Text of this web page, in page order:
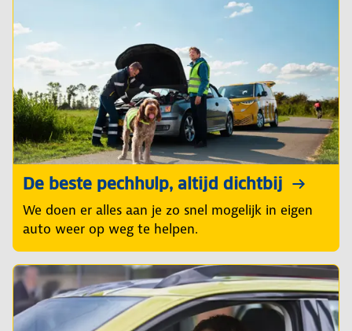
De beste pechhulp, altijd dichtbij
We doen er alles aan je zo snel mogelijk in eigen
auto weer op weg te helpen.